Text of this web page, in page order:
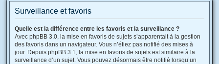
Surveillance et favoris
Quelle est la différence entre les favoris et la surveillance ?
Avec phpBB 3.0, la mise en favoris de sujets s’apparentait à la gestion
des favoris dans un navigateur. Vous n’étiez pas notifié des mises à
jour. Depuis phpBB 3.1, la mise en favoris de sujets est similaire à la
surveillance d’un sujet. Vous pouvez désormais être notifié lorsqu’un